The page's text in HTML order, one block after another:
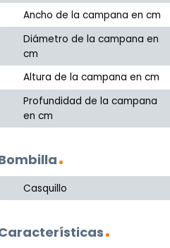
Ancho de la campana en cm
Diámetro de la campana en
cm
Altura de la campana en cm
Profundidad de la campana
en cm
Casquillo